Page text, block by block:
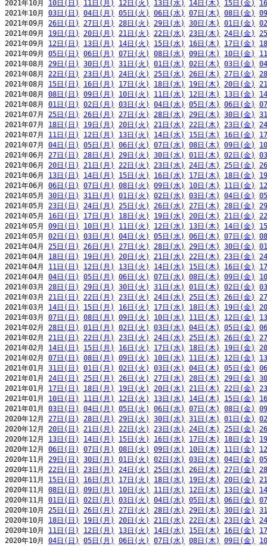
2021年10月 10日(日) 11日(月) 12日(火) 13日(水) 14日(木) 15日(金)
2021年10月 03日(日) 04日(月) 05日(火) 06日(水) 07日(木) 08日(金)
2021年09月 26日(日) 27日(月) 28日(火) 29日(水) 30日(木) 01日(金)
2021年09月 19日(日) 20日(月) 21日(火) 22日(水) 23日(木) 24日(金)
2021年09月 12日(日) 13日(月) 14日(火) 15日(水) 16日(木) 17日(金)
2021年09月 05日(日) 06日(月) 07日(火) 08日(水) 09日(木) 10日(金)
2021年08月 29日(日) 30日(月) 31日(火) 01日(水) 02日(木) 03日(金)
2021年08月 22日(日) 23日(月) 24日(火) 25日(水) 26日(木) 27日(金)
2021年08月 15日(日) 16日(月) 17日(火) 18日(水) 19日(木) 20日(金)
2021年08月 08日(日) 09日(月) 10日(火) 11日(水) 12日(木) 13日(金)
2021年08月 01日(日) 02日(月) 03日(火) 04日(水) 05日(木) 06日(金)
2021年07月 25日(日) 26日(月) 27日(火) 28日(水) 29日(木) 30日(金)
2021年07月 18日(日) 19日(月) 20日(火) 21日(水) 22日(木) 23日(金)
2021年07月 11日(日) 12日(月) 13日(火) 14日(水) 15日(木) 16日(金)
2021年07月 04日(日) 05日(月) 06日(火) 07日(水) 08日(木) 09日(金)
2021年06月 27日(日) 28日(月) 29日(火) 30日(水) 01日(木) 02日(金)
2021年06月 20日(日) 21日(月) 22日(火) 23日(水) 24日(木) 25日(金)
2021年06月 13日(日) 14日(月) 15日(火) 16日(水) 17日(木) 18日(金)
2021年06月 06日(日) 07日(月) 08日(火) 09日(水) 10日(木) 11日(金)
2021年05月 30日(日) 31日(月) 01日(火) 02日(水) 03日(木) 04日(金)
2021年05月 23日(日) 24日(月) 25日(火) 26日(水) 27日(木) 28日(金)
2021年05月 16日(日) 17日(月) 18日(火) 19日(水) 20日(木) 21日(金)
2021年05月 09日(日) 10日(月) 11日(火) 12日(水) 13日(木) 14日(金)
2021年05月 02日(日) 03日(月) 04日(火) 05日(水) 06日(木) 07日(金)
2021年04月 25日(日) 26日(月) 27日(火) 28日(水) 29日(木) 30日(金)
2021年04月 18日(日) 19日(月) 20日(火) 21日(水) 22日(木) 23日(金)
2021年04月 11日(日) 12日(月) 13日(火) 14日(水) 15日(木) 16日(金)
2021年04月 04日(日) 05日(月) 06日(火) 07日(水) 08日(木) 09日(金)
2021年03月 28日(日) 29日(月) 30日(火) 31日(水) 01日(木) 02日(金)
2021年03月 21日(日) 22日(月) 23日(火) 24日(水) 25日(木) 26日(金)
2021年03月 14日(日) 15日(月) 16日(火) 17日(水) 18日(木) 19日(金)
2021年03月 07日(日) 08日(月) 09日(火) 10日(水) 11日(木) 12日(金)
2021年02月 28日(日) 01日(月) 02日(火) 03日(水) 04日(木) 05日(金)
2021年02月 21日(日) 22日(月) 23日(火) 24日(水) 25日(木) 26日(金)
2021年02月 14日(日) 15日(月) 16日(火) 17日(水) 18日(木) 19日(金)
2021年02月 07日(日) 08日(月) 09日(火) 10日(水) 11日(木) 12日(金)
2021年01月 31日(日) 01日(月) 02日(火) 03日(水) 04日(木) 05日(金)
2021年01月 24日(日) 25日(月) 26日(火) 27日(水) 28日(木) 29日(金)
2021年01月 17日(日) 18日(月) 19日(火) 20日(水) 21日(木) 22日(金)
2021年01月 10日(日) 11日(月) 12日(火) 13日(水) 14日(木) 15日(金)
2021年01月 03日(日) 04日(月) 05日(火) 06日(水) 07日(木) 08日(金)
2020年12月 27日(日) 28日(月) 29日(火) 30日(水) 31日(木) 01日(金)
2020年12月 20日(日) 21日(月) 22日(火) 23日(水) 24日(木) 25日(金)
2020年12月 13日(日) 14日(月) 15日(火) 16日(水) 17日(木) 18日(金)
2020年12月 06日(日) 07日(月) 08日(火) 09日(水) 10日(木) 11日(金)
2020年11月 29日(日) 30日(月) 01日(火) 02日(水) 03日(木) 04日(金)
2020年11月 22日(日) 23日(月) 24日(火) 25日(水) 26日(木) 27日(金)
2020年11月 15日(日) 16日(月) 17日(火) 18日(水) 19日(木) 20日(金)
2020年11月 08日(日) 09日(月) 10日(火) 11日(水) 12日(木) 13日(金)
2020年11月 01日(日) 02日(月) 03日(火) 04日(水) 05日(木) 06日(金)
2020年10月 25日(日) 26日(月) 27日(火) 28日(水) 29日(木) 30日(金)
2020年10月 18日(日) 19日(月) 20日(火) 21日(水) 22日(木) 23日(金)
2020年10月 11日(日) 12日(月) 13日(火) 14日(水) 15日(木) 16日(金)
2020年10月 04日(日) 05日(月) 06日(火) 07日(水) 08日(木) 09日(金)